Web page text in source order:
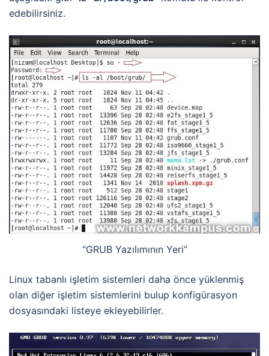
edebilirsiniz.
“GRUB Yazılımının Yeri”
Linux tabanlı işletim sistemleri daha önce yüklenmiş
olan diğer işletim sistemlerini bulup konfigürasyon
dosyasındaki listeye ekleyebilirler.